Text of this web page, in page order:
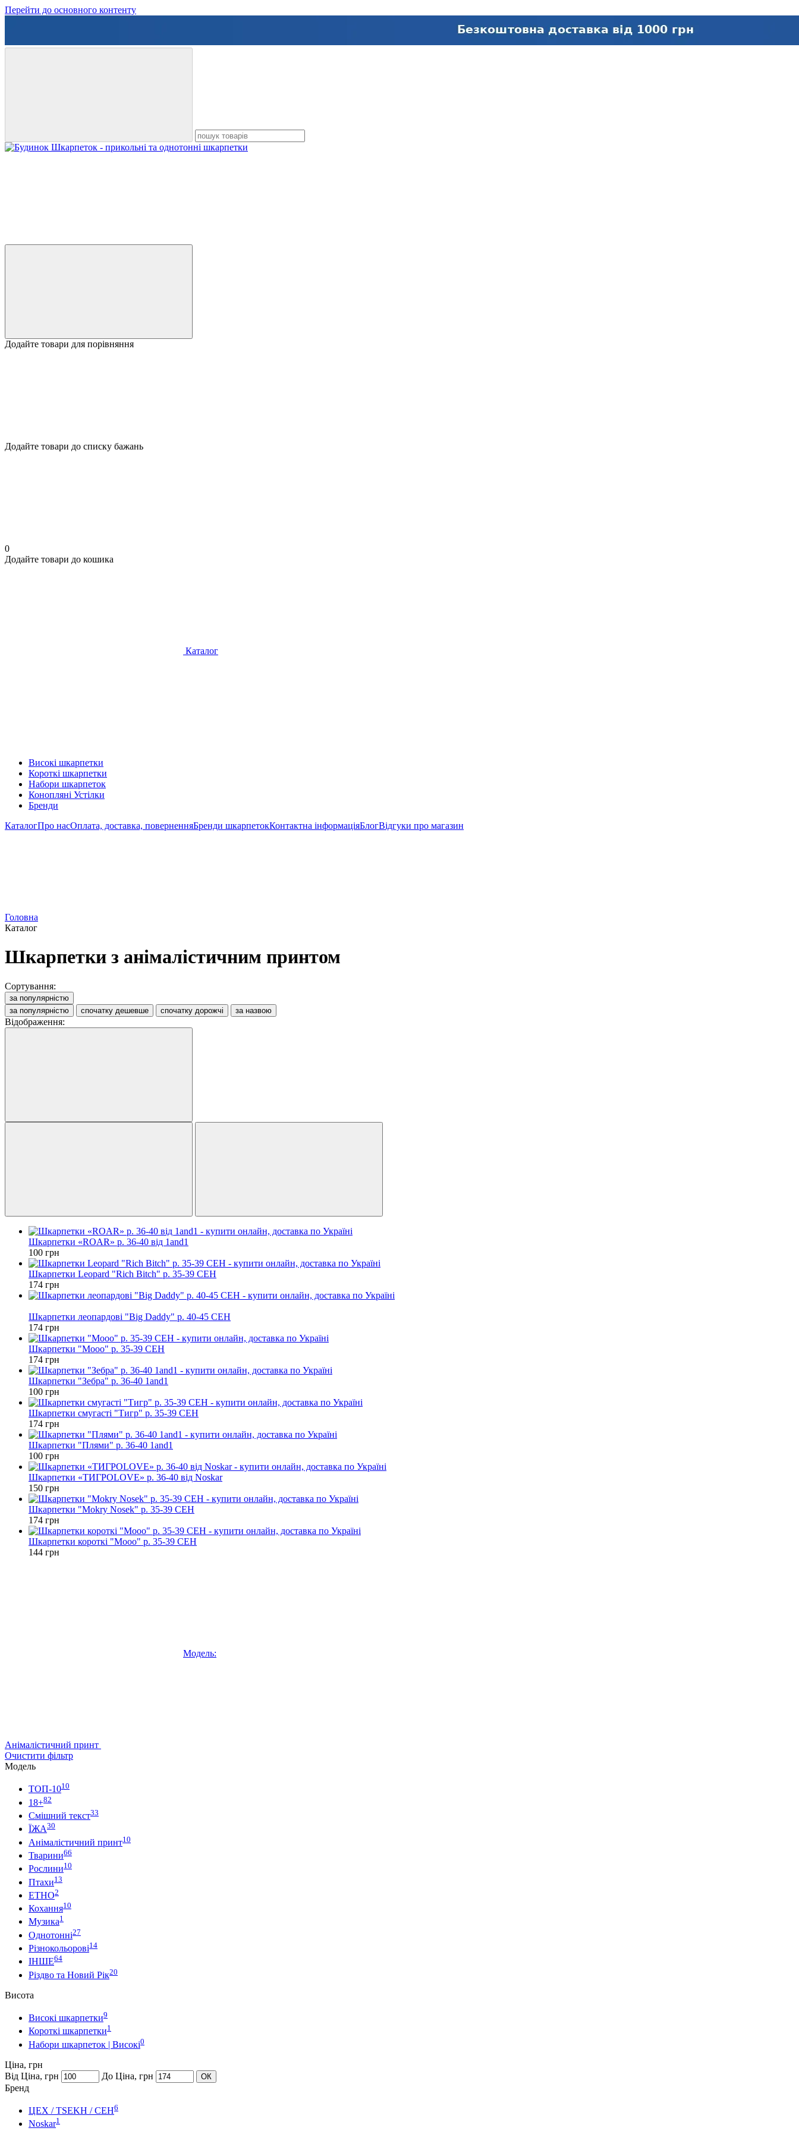
Перейти до основного контенту
Додайте товари для порівняння
Додайте товари до списку бажань
0
Додайте товари до кошика
Каталог
Високі шкарпетки
Короткі шкарпетки
Набори шкарпеток
Конопляні Устілки
Бренди
КаталогПро насОплата, доставка, поверненняБренди шкарпетокКонтактна інформаціяБлогВідгуки про магазин
Головна
Каталог
Шкарпетки з анімалістичним принтом
Сортування:
за популярністю
за популярністю
спочатку дешевше спочатку дорожчі за назвою
Відображення:
Шкарпетки «ROAR» р. 36-40 від 1and1
100 грн
Шкарпетки Leopard "Rich Bitch" р. 35-39 CEH
174 грн
Шкарпетки леопардові "Big Daddy" р. 40-45 CEH
174 грн
Шкарпетки "Mooo" р. 35-39 CEH
174 грн
Шкарпетки "Зебра" р. 36-40 1and1
100 грн
Шкарпетки смугасті "Тигр" р. 35-39 CEH
174 грн
Шкарпетки "Плями" р. 36-40 1and1
100 грн
Шкарпетки «ТИГРОLOVE» р. 36-40 від Noskar
150 грн
Шкарпетки "Mokry Nosek" р. 35-39 CEH
174 грн
Шкарпетки короткі "Mooo" р. 35-39 CEH
144 грн
Модель:
Анімалістичний принт
Очистити фільтр
Модель
ТОП-1010
18+82
Смішний текст33
ЇЖА30
Анімалістичний принт10
Тварини66
Рослини10
Птахи13
ЕТНО2
Кохання10
Музика1
Однотонні27
Різнокольорові14
ІНШЕ64
Різдво та Новий Рік20
Висота
Високі шкарпетки9
Короткі шкарпетки1
Набори шкарпеток | Високі0
Ціна, грн
Від Ціна, грн
До Ціна, грн ОК
Бренд
ЦЕХ / TSEKH / CEH6
Noskar1